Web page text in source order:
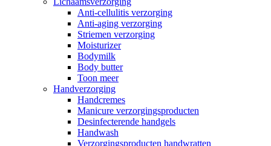
Anti-cellulitis verzorging
Anti-aging verzorging
Striemen verzorging
Moisturizer
Bodymilk
Body butter
Toon meer
Handverzorging
Handcremes
Manicure verzorgingsproducten
Desinfecterende handgels
Handwash
Verzorgingsproducten handwratten